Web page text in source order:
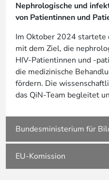
Nephrologische und
von Patientinnen und
Im Oktober 2024 startete
mit dem Ziel, die
HIV-Patientinnen und -
die medizinische
fördern. Die
das QiN-Team begleitet
Bundesministerium für
EU-Komission